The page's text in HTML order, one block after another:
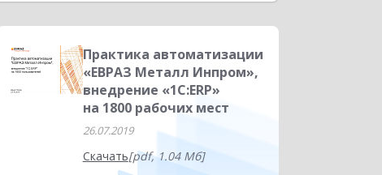
Управленческая отчетность
HORECA Дистанционное обучение
Практика автоматизации
«ЕВРАЗ Металл Инпром»,
внедрение «1С:ERP»
на 1800 рабочих мест
26.07.2019
Скачать[pdf, 1.04 Мб]